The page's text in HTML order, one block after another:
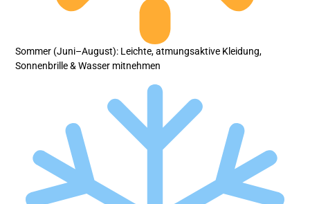
Sommer (Juni–August): Leichte, atmungsaktive Kleidung,
Sonnenbrille & Wasser mitnehmen